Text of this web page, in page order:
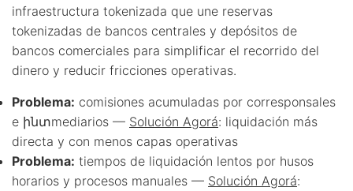
infraestructura tokenizada que une reservas
tokenizadas de bancos centrales y depósitos de
bancos comerciales para simplificar el recorrido del
dinero y reducir fricciones operativas.
Problema: comisiones acumuladas por corresponsales
e ինտmediarios — Solución Agorá: liquidación más
directa y con menos capas operativas
Problema: tiempos de liquidación lentos por husos
horarios y procesos manuales — Solución Agorá: